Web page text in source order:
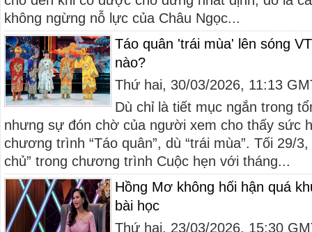
không ngừng nỗ lực của Châu Ngọc...
Táo quân 'trái mùa' lên sóng
nào?
Thứ hai, 30/03/2026, 11:13
Dù chỉ là tiết mục ngắn trong
nhưng sự đón chờ của người xem cho thấy sức
chương trình “Táo quân”, dù “trái mùa”. Tối 29/
chủ” trong chương trình Cuộc hẹn với tháng...
Hồng Mơ không hối hận quá
bài học
Thứ hai, 23/03/2026, 15:30